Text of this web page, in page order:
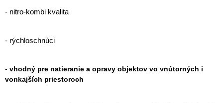
- nitro-kombi kvalita
- rýchloschnúci
- vhodný pre natieranie a opravy objektov vo vnútorných i
vonkajších priestoroch